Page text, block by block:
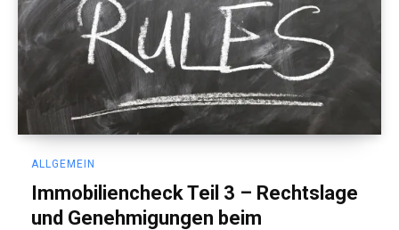
ALLGEMEIN
Immobiliencheck Teil 3 – Rechtslage
und Genehmigungen beim